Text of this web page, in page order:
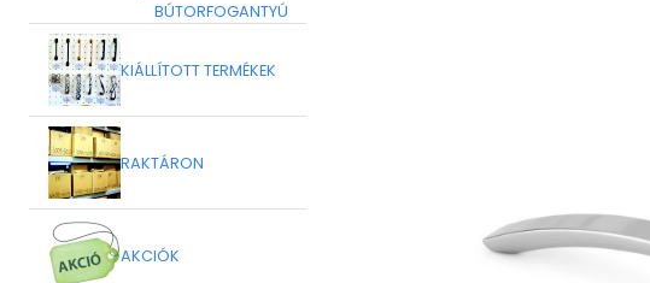
BÚTORFOGANTYÚ
KIÁLLÍTOTT TERMÉKEK
RAKTÁRON
AKCIÓK